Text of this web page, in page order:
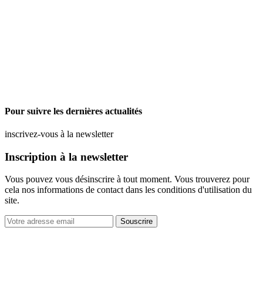
Pour suivre les dernières actualités
inscrivez-vous à la newsletter
Inscription à la newsletter
Vous pouvez vous désinscrire à tout moment. Vous trouverez pour
cela nos informations de contact dans les conditions d'utilisation du
site.
Souscrire